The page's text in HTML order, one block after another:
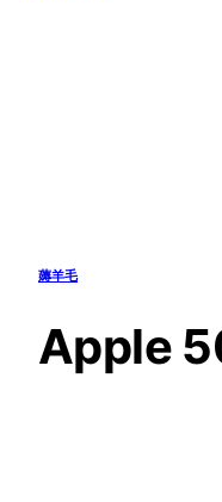
薅羊毛
Apple